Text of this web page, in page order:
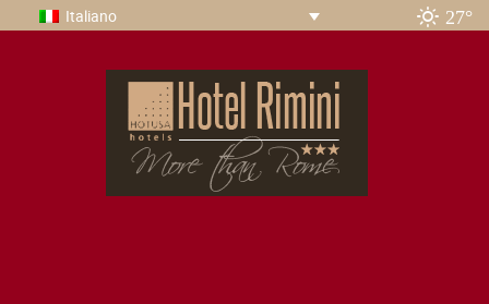
27°
Italiano